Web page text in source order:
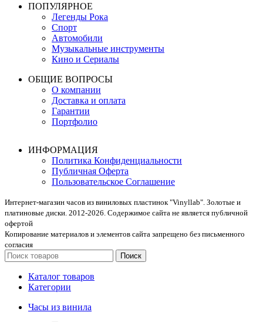
ПОПУЛЯРНОЕ
Легенды Рока
Спорт
Автомобили
Музыкальные инструменты
Кино и Сериалы
ОБЩИЕ ВОПРОСЫ
О компании
Доставка и оплата
Гарантии
Портфолио
ИНФОРМАЦИЯ
Политика Конфиденциальности
Публичная Оферта
Пользовательское Соглашение
Интернет-магазин часов из виниловых пластинок "Vinyllab". Золотые и
платиновые диски. 2012-2026. Содержимое сайта не является публичной
офертой
Копирование материалов и элементов сайта запрещено без письменного
согласия
Поиск
Каталог товаров
Категории
Часы из винила